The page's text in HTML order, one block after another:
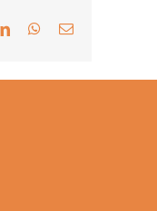
LinkedInWhatsApp
Correo